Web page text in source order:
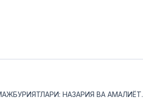
НАЗАРИЯ ВА АМАЛИЁТ.